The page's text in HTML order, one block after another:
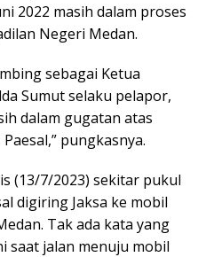
2022 masih dalam proses
Negeri Medan.
sebagai Ketua
Sumut selaku pelapor,
dalam gugatan atas
pungkasnya.
(13/7/2023) sekitar pukul
digiring Jaksa ke mobil
Tak ada kata yang
saat jalan menuju mobil